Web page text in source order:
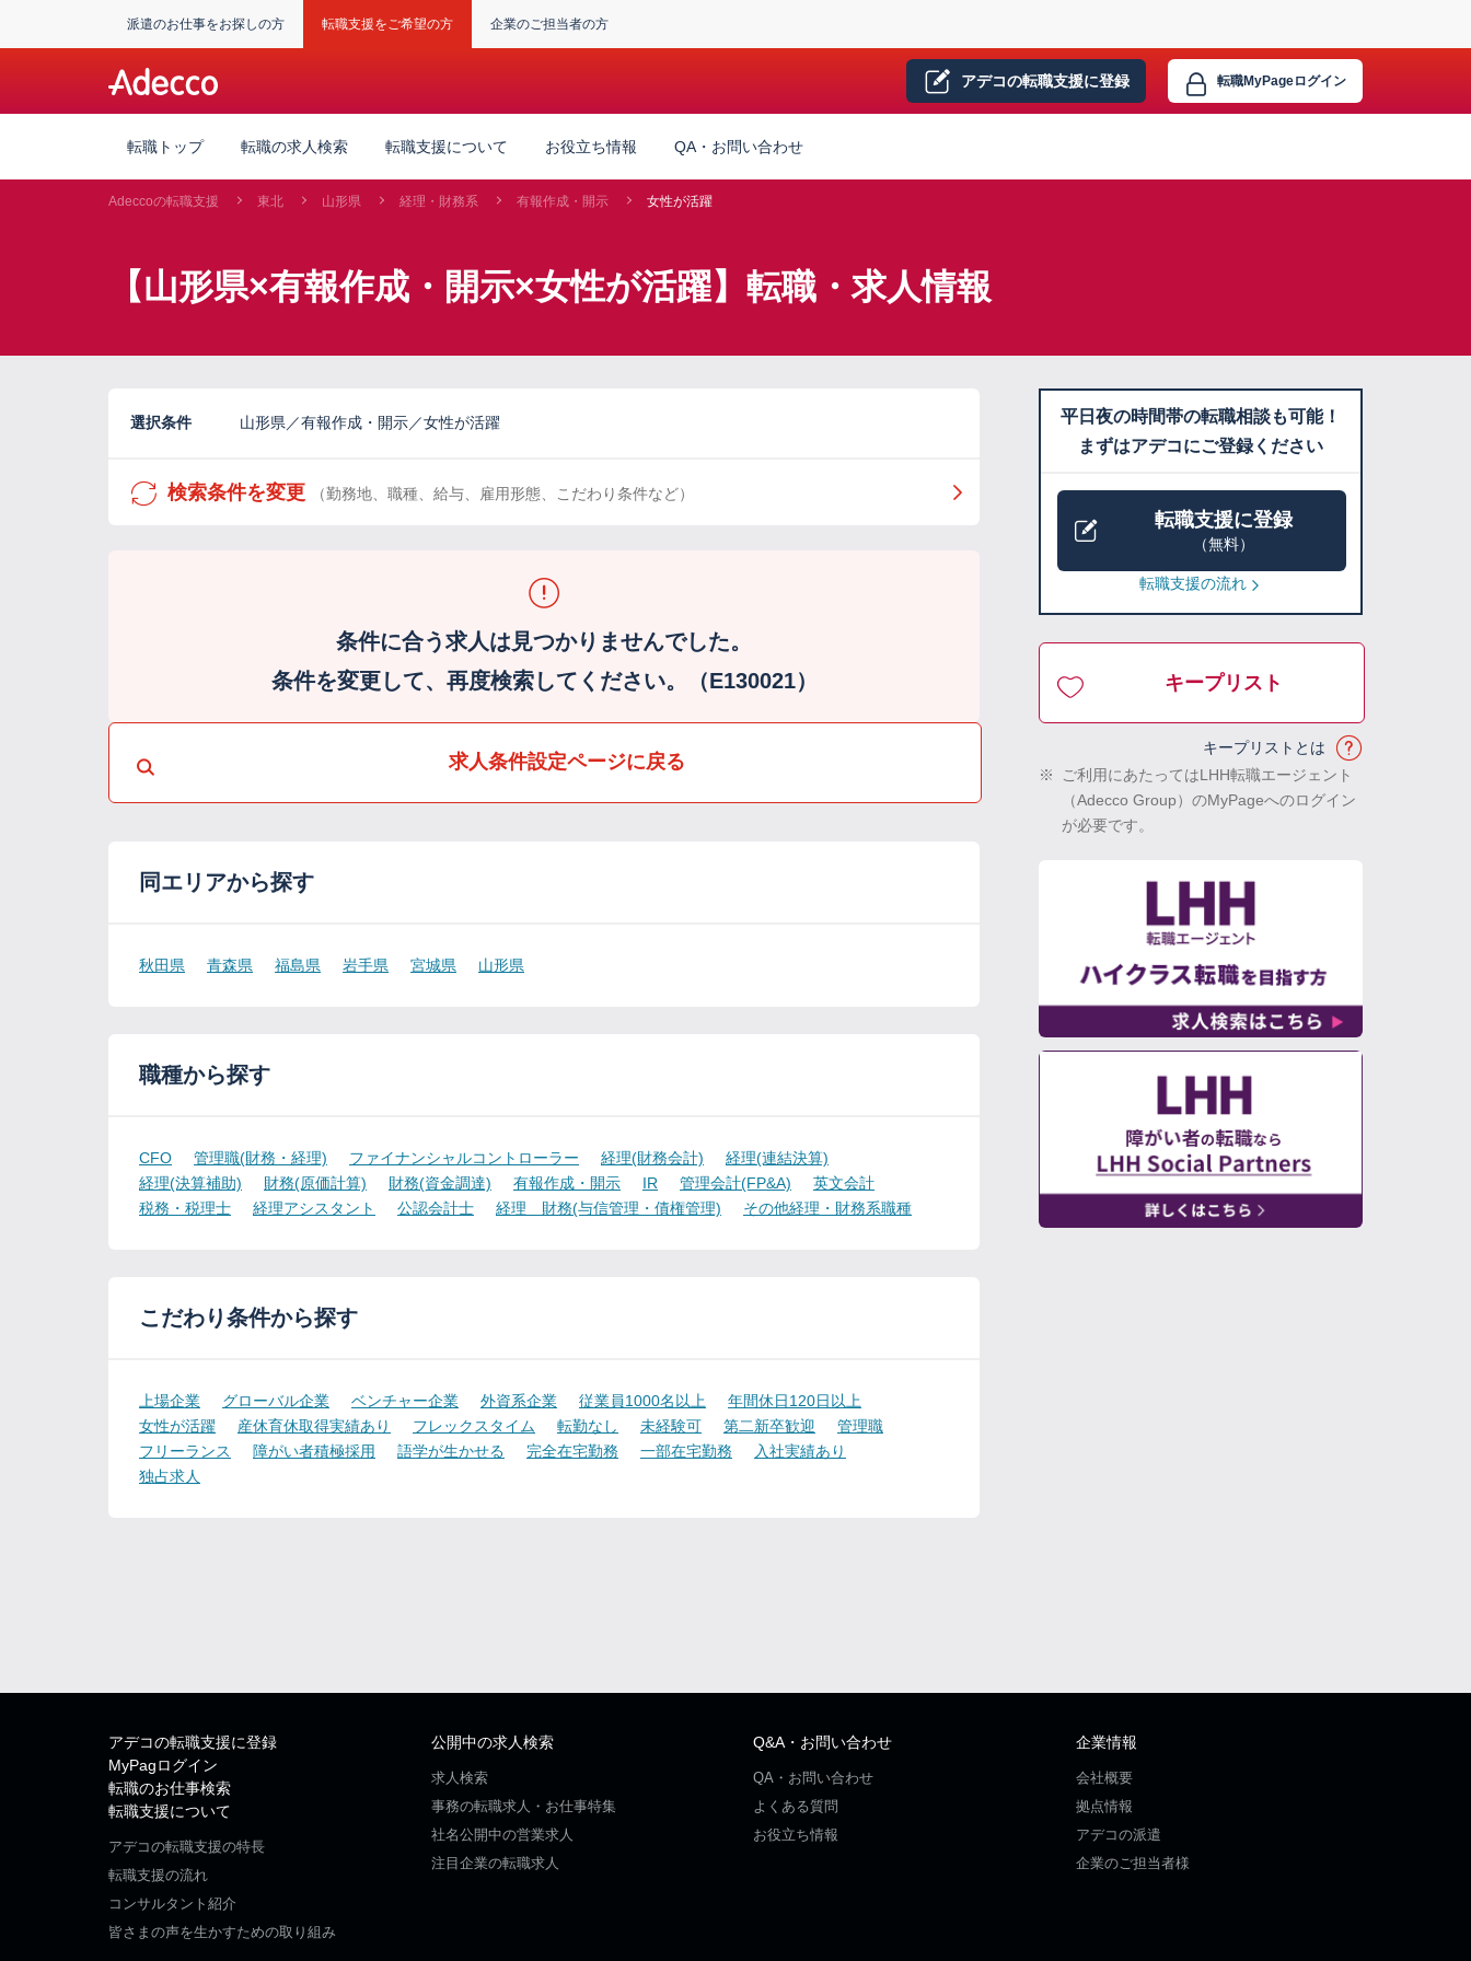
派遣のお仕事をお探しの方 転職支援をご希望の方 企業のご担当者の方
アデコの転職支援に登録 転職MyPageログイン
転職トップ 転職の求人検索 転職支援について お役立ち情報 QA・お問い合わせ
Adeccoの転職支援 東北 山形県 経理・財務系 有報作成・開示 女性が活躍
【山形県×有報作成・開示×女性が活躍】転職・求人情報
選択条件 山形県／有報作成・開示／女性が活躍
検索条件を変更 （勤務地、職種、給与、雇用形態、こだわり条件など）
条件に合う求人は見つかりませんでした。
条件を変更して、再度検索してください。（E130021）
求人条件設定ページに戻る
同エリアから探す
秋田県 青森県 福島県 岩手県 宮城県 山形県
職種から探す
CFO 管理職(財務・経理) ファイナンシャルコントローラー 経理(財務会計)
経理(連結決算)
経理(決算補助)
財務(原価計算) 財務(資金調達) 有報作成・開示 IR 管理会計(FP&A)
英文会計
税務・税理士
経理アシスタント 公認会計士 経理 財務(与信管理・債権管理) その他経理・財務系職種
こだわり条件から探す
上場企業 グローバル企業 ベンチャー企業 外資系企業 従業員1000名以上
年間休日120日以上
女性が活躍
産休育休取得実績あり フレックスタイム 転勤なし 未経験可 第二新卒歓迎
管理職
フリーランス
障がい者積極採用 語学が生かせる 完全在宅勤務 一部在宅勤務
入社実績あり
独占求人
平日夜の時間帯の転職相談も可能！
まずはアデコにご登録ください
転職支援に登録
（無料）
転職支援の流れ
キープリスト
キープリストとは
※
ご利用にあたってはLHH転職エージェント
（Adecco Group）のMyPageへのログイン
が必要です。
アデコの転職支援に登録
MyPagログイン
転職のお仕事検索
転職支援について
アデコの転職支援の特長
転職支援の流れ
コンサルタント紹介
皆さまの声を生かすための取り組み
公開中の求人検索
求人検索
事務の転職求人・お仕事特集
社名公開中の営業求人
注目企業の転職求人
Q&A・お問い合わせ
QA・お問い合わせ
よくある質問
お役立ち情報
企業情報
会社概要
拠点情報
アデコの派遣
企業のご担当者様